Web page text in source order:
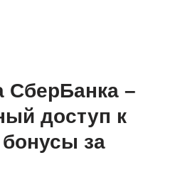
СберБанка –
доступ к
за